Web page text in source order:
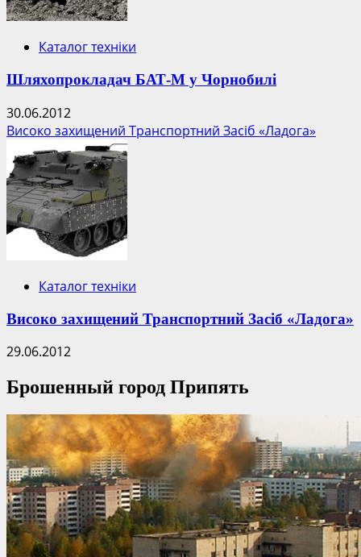
Каталог техніки
Шляхопрокладач БАТ-М у Чорнобилі
30.06.2012
Високо захищений Транспортний Засіб «Ладога»
Каталог техніки
Високо захищений Транспортний Засіб «Ладога»
29.06.2012
Брошенный город Припять